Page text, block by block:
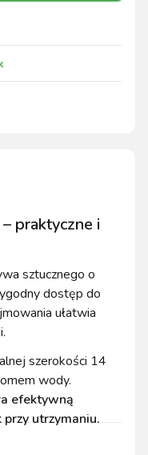
praktyczne i
sztucznego o
dostęp do
ułatwia
szerokości 14
wody.
efektywną
utrzymaniu.